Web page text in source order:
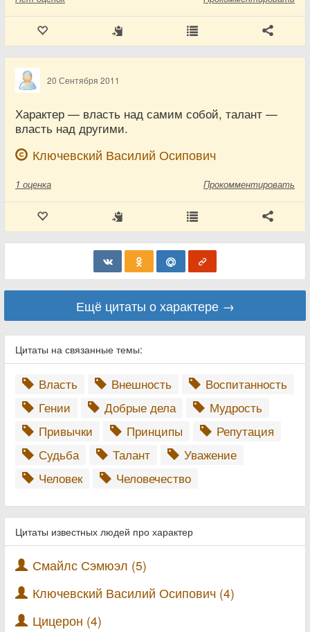
20 Сентября 2011
Характер — власть над самим собой, талант —
власть над другими.
Ключевский Василий Осипович
1 оценка Прокомментировать
Ещё цитаты о характере →
Цитаты на связанные темы:
Власть Внешность
Воспитанность
Гении
Добрые дела
Мудрость
Привычки
Принципы
Репутация
Судьба
Талант
Уважение
Человек
Человечество
Цитаты известных людей про характер
Смайлс Сэмюэл (5)
Ключевский Василий Осипович (4)
Цицерон (4)